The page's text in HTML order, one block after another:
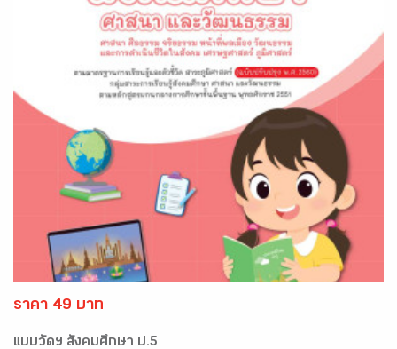
ราคา 49 บาท
แบบวัดฯ สังคมศึกษา ป.5